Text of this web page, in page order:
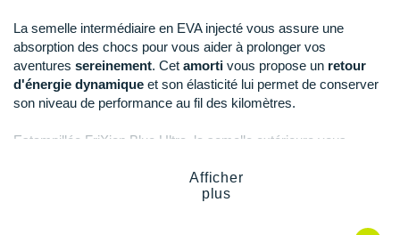
La semelle intermédiaire en EVA injecté vous assure une
absorption des chocs pour vous aider à prolonger vos
aventures sereinement. Cet amorti vous propose un retour
d'énergie dynamique et son élasticité lui permet de conserver
son niveau de performance au fil des kilomètres.
Estampillée FriXion Blue Ultra, la semelle extérieure vous
des déconvenues. L'Impact Brake System vous promet une
redoutable en descente et une
Afficher
plus
OVERSTIMS
Patagonia